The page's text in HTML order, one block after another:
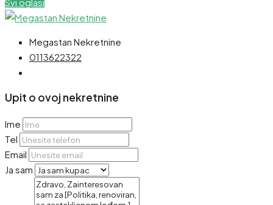
Megastan Nekretnine
0113622322
Upit o ovoj nekretnine
Ime
Tel
Email
Ja sam